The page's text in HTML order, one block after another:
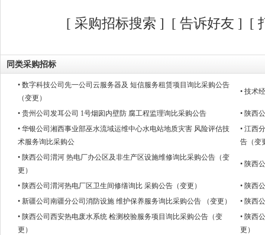
[ 采购招标搜索 ] [ 告诉好友 ] [
同类采购招标
• 数字科技公司先一公司云服务器及 短信服务租赁项目询比采购公告
（变更）
• 技术
• 贵州公司发耳公司 1号烟囱内壁防 腐工程监理询比采购公告
• 陕西
• 华银公司湘西事业部巫水流域运维中心水电站地质灾害 风险评估技
术服务询比采购公
• 江西
告（变
• 陕西公司渭河 热电厂办公区及非生产区设施维修询比采购公告（变
更）
• 陕西
• 陕西公司渭河热电厂区卫生间修缮询比 采购公告（变更）
• 陕西
• 新疆公司南疆分公司消防设施 维护保养服务询比采购公告 （变更）
• 陕西
• 陕西公司西安热电废水系统 检测校验服务项目询比采购公告（变
更）
• 陕西
更）